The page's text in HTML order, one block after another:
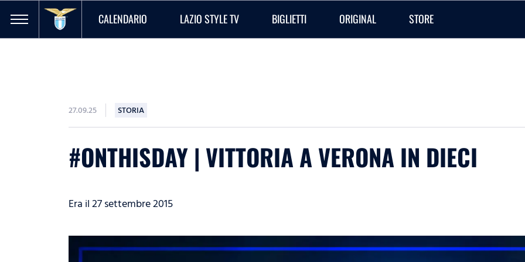
CALENDARIO LAZIO STYLE TV BIGLIETTI ORIGINAL STORE
27.09.25 STORIA
#ONTHISDAY | VITTORIA A VERONA IN DIECI
Era il 27 settembre 2015